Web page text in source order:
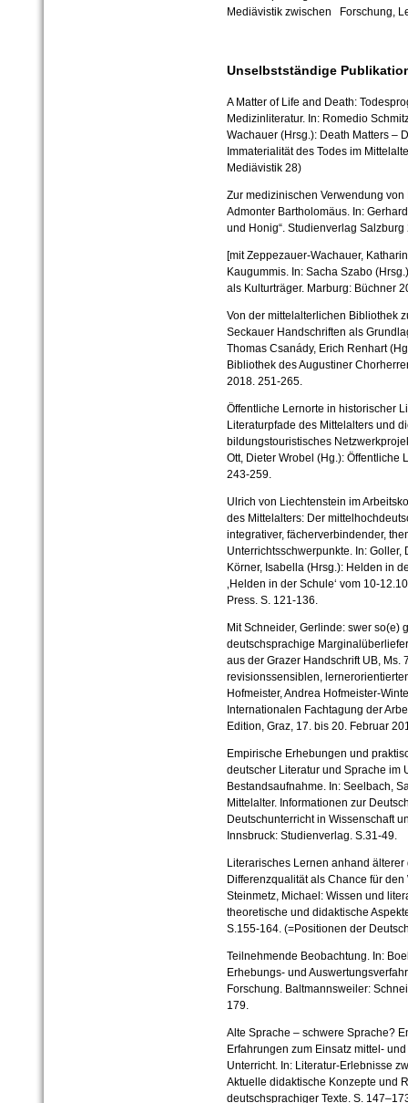
Mediävistik zwischen Forschung,
Unselbstständige
A Matter of Life and Death:
Medizinliteratur. In: Romedio
Wachauer (Hrsg.): Death Matters –
Immaterialität des Todes im
Mediävistik 28)
Zur medizinischen Verwendung
Admonter Bartholomäus. In:
und Honig“. Studienverlag Salzburg
[mit Zeppezauer-Wachauer,
Kaugummis. In: Sacha Szabo
als Kulturträger. Marburg: Büchner
Von der mittelalterlichen Bibliothek
Seckauer Handschriften als
Thomas Csanády, Erich Renhart
Bibliothek des Augustiner
2018. 251-265.
Öffentliche Lernorte in historischer
Literaturpfade des Mittelalters und
bildungstouristisches
Ott, Dieter Wrobel (Hg.): Öffentliche
243-259.
Ulrich von Liechtenstein im
des Mittelalters: Der
integrativer, fächerverbindender,
Unterrichtsschwerpunkte. In:
Körner, Isabella (Hrsg.): Helden in
‚Helden in der Schule‘ vom 10-
Press. S. 121-136.
Mit Schneider, Gerlinde: swer so(e)
deutschsprachige
aus der Grazer Handschrift UB, Ms.
revisionssensiblen,
Hofmeister, Andrea Hofmeister-
Internationalen Fachtagung der
Edition, Graz, 17. bis 20. Februar
Empirische Erhebungen und
deutscher Literatur und Sprache im
Bestandsaufnahme. In: Seelbach,
Mittelalter. Informationen zur
Deutschunterricht in Wissenschaft
Innsbruck: Studienverlag. S.31-49.
Literarisches Lernen anhand
Differenzqualität als Chance für
Steinmetz, Michael: Wissen und
theoretische und didaktische
S.155-164. (=Positionen der
Teilnehmende Beobachtung. In:
Erhebungs- und
Forschung. Baltmannsweiler:
179.
Alte Sprache – schwere Sprache?
Erfahrungen zum Einsatz mittel-
Unterricht. In: Literatur-Erlebnisse
Aktuelle didaktische Konzepte und
deutschsprachiger Texte. S.